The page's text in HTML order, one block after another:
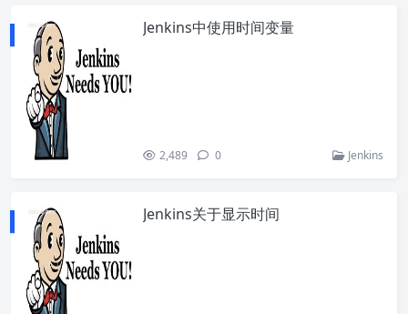
Jenkins中使用时间变量
2,489 0 Jenkins
Jenkins关于显示时间